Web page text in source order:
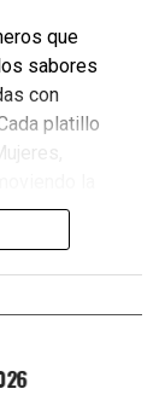
que
sabores
con
platillo
han dado